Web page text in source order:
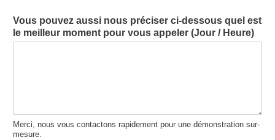
Vous pouvez aussi nous préciser ci-dessous quel est
le meilleur moment pour vous appeler (Jour / Heure)
Merci, nous vous contactons rapidement pour une démonstration sur-
mesure.